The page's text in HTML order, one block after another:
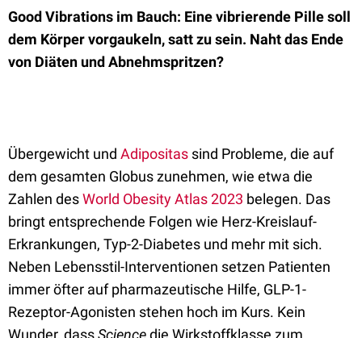
Good Vibrations im Bauch: Eine vibrierende Pille soll
dem Körper vorgaukeln, satt zu sein. Naht das Ende
von Diäten und Abnehmspritzen?
Übergewicht und Adipositas sind Probleme, die auf
dem gesamten Globus zunehmen, wie etwa die
Zahlen desWorld Obesity Atlas 2023 belegen. Das
bringt entsprechende Folgen wie Herz-Kreislauf-
Erkrankungen, Typ-2-Diabetes und mehr mit sich.
Neben Lebensstil-Interventionen setzen Patienten
immer öfter auf pharmazeutische Hilfe, GLP-1-
Rezeptor-Agonisten stehen hoch im Kurs. Kein
Wunder, dassSciencedie Wirkstoffklasse zum